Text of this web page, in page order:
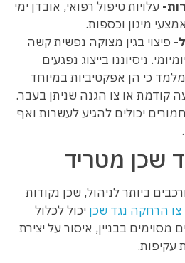
עלויות טיפול רפואי, אובדן ימי
מיגון וכספות.
פיצוי בגין מצוקה נפשית קשה
ניסיוננו בייצוג נפגעים
כי הן אפקטיביות במיוחד
או צו הגנה שניתן בעבר.
יכולים להגיע לעשרות ואף
שכן מטריד
ביותר לניהול, שכן נקודות
הרחקה נגד שכןיכול לכלול
בבניין, איסור על יצירת